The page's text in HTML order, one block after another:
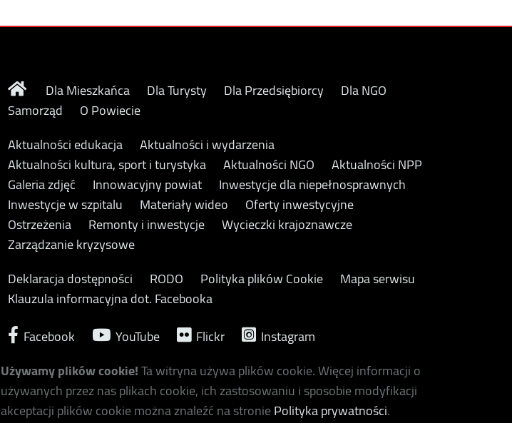
Dla Mieszkańca Dla Turysty Dla Przedsiębiorcy
Dla NGO
Samorząd
O Powiecie
Aktualności edukacja
Aktualności i wydarzenia
Aktualności kultura, sport i turystyka
Aktualności NGO
Aktualności NPP
Galeria zdjęć
Innowacyjny powiat
Inwestycje dla niepełnosprawnych
Inwestycje w szpitalu
Materiały wideo
Oferty inwestycyjne
Ostrzeżenia
Remonty i inwestycje
Wycieczki krajoznawcze
Zarządzanie kryzysowe
Deklaracja dostępności
RODO Polityka plików Cookie
Mapa serwisu
Klauzula informacyjna dot. Facebooka
Facebook
YouTube Flickr
Instagram
Używamy plików cookie!Ta witryna używa plików cookie. Więcej informacji o
używanych przez nas plikach cookie, ich zastosowaniu i sposobie modyfikacji
akceptacji plików cookie można znaleźć na stroniePolityka prywatności.